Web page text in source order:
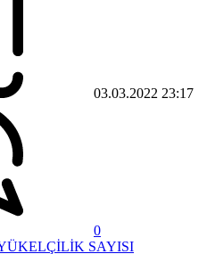
03.03.2022 23:17
0